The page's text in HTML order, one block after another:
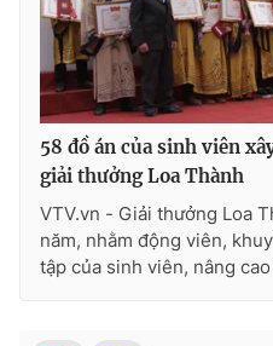
58 đồ án của sinh viên
giải thưởng Loa Thành
VTV.vn - Giải thưởng Loa
năm, nhằm động viên,
tập của sinh viên, nâng